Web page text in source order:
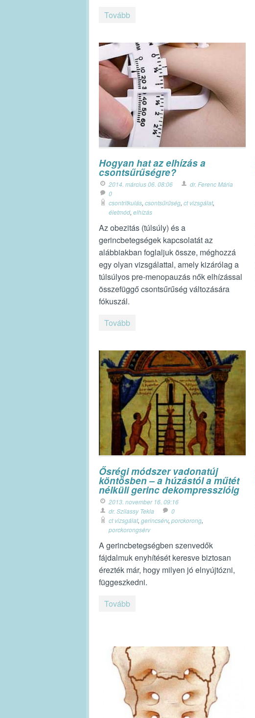
Tovább
Hogyan hat az elhízás a
csontsűrűségre?
2014. március 06. 08:06
dr. Ferenc Mária
0
csontritkulás, csontsűrűség, ct vizsgálat,
életmód, elhízás
Az obezitás (túlsúly) és a
gerincbetegségek kapcsolatát az
alábbiakban foglaljuk össze, méghozzá
egy olyan vizsgálattal, amely kizárólag a
túlsúlyos pre-menopauzás nők elhízással
összefüggő csontsűrűség változására
fókuszál.
Tovább
Ősrégi módszer vadonatúj
köntösben – a húzástól a műtét
nélküli gerinc dekompresszióig
2013. november 16. 09:16
dr. Szilassy Tekla
0
ct vizsgálat, gerincsérv, porckorong,
porckorongsérv
A gerincbetegségben szenvedők
fájdalmuk enyhítését keresve biztosan
érezték már, hogy milyen jó elnyújtózni,
függeszkedni.
Tovább